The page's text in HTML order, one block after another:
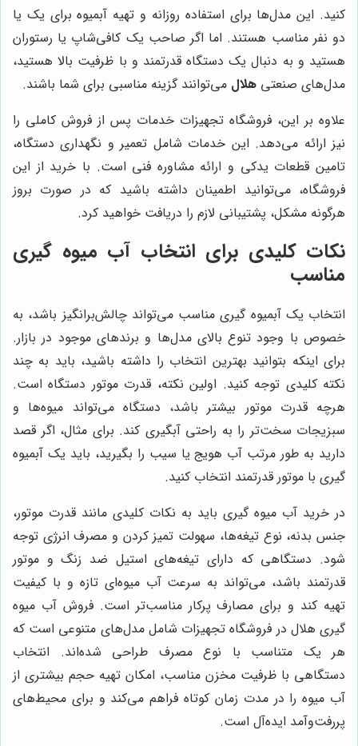
کنید. این مدل‌ها برای استفاده روزانه و تهیه آبمیوه برای یک یا
دو نفر مناسب هستند. اما اگر صاحب یک کافی‌شاپ یا رستوران
هستید و به دنبال یک دستگاه قدرتمند و با ظرفیت بالا هستید،
مدل‌های صنعتی هلال می‌توانند گزینه مناسبی برای شما باشند.
علاوه بر این، فروشگاه تجهیزات خدمات پس از فروش کاملی را
نیز ارائه می‌دهد. این خدمات شامل تعمیر و نگهداری دستگاه،
تامین قطعات یدکی و ارائه مشاوره فنی است. با خرید از این
فروشگاه، می‌توانید اطمینان داشته باشید که در صورت بروز
هرگونه مشکل، پشتیبانی لازم را دریافت خواهید کرد.
نکات کلیدی برای انتخاب آب میوه گیری
مناسب
انتخاب یک آبمیوه گیری مناسب می‌تواند چالش‌برانگیز باشد، به
خصوص با وجود تنوع بالای مدل‌ها و برندهای موجود در بازار.
برای اینکه بتوانید بهترین انتخاب را داشته باشید، باید به چند
نکته کلیدی توجه کنید. اولین نکته، قدرت موتور دستگاه است.
هرچه قدرت موتور بیشتر باشد، دستگاه می‌تواند میوه‌ها و
سبزیجات سخت‌تر را به راحتی آبگیری کند. برای مثال، اگر قصد
دارید به طور مرتب آب هویج یا سیب را بگیرید، باید یک آبمیوه
گیری با موتور قدرتمند انتخاب کنید.
در خرید آب میوه گیری باید به نکات کلیدی مانند قدرت موتور،
جنس بدنه، نوع تیغه‌ها، سهولت تمیز کردن و مصرف انرژی توجه
شود. دستگاهی که دارای تیغه‌های استیل ضد زنگ و موتور
قدرتمند باشد، می‌تواند به سرعت آب میوه‌ای تازه و با کیفیت
تهیه کند و برای مصارف پرکار مناسب‌تر است. فروش آب میوه
گیری هلال در فروشگاه تجهیزات شامل مدل‌های متنوعی است که
هر یک متناسب با نوع مصرف طراحی شده‌اند. انتخاب
دستگاهی با ظرفیت مخزن مناسب، امکان تهیه حجم بیشتری از
آب میوه را در مدت زمان کوتاه فراهم می‌کند و برای محیط‌های
پررفت‌وآمد ایده‌آل است.